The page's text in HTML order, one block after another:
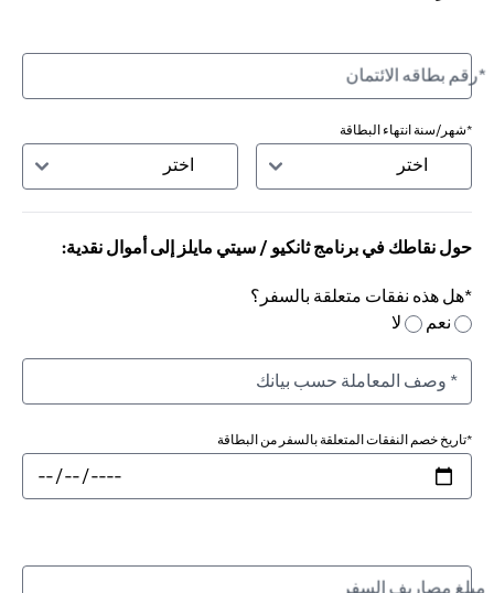
*رقم بطاقه الائتمان
*شهر/سنة انتهاء البطاقة
حول نقاطك في برنامج ثانكيو / سيتي مايلز إلى أموال نقدية:
*هل هذه نفقات متعلقة بالسفر؟
*تاريخ خصم النفقات المتعلقة بالسفر من البطاقة
مبلغ مصاريف السفر